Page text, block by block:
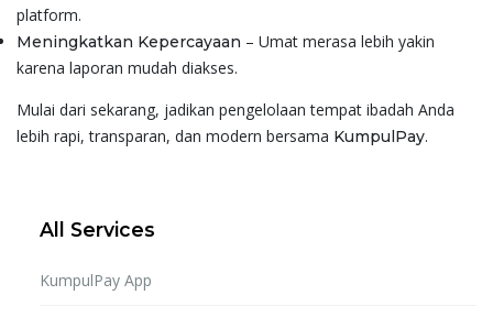
platform.
Meningkatkan Kepercayaan – Umat merasa lebih yakin
karena laporan mudah diakses.
Mulai dari sekarang, jadikan pengelolaan tempat ibadah Anda
lebih rapi, transparan, dan modern bersama KumpulPay.
All Services
KumpulPay App